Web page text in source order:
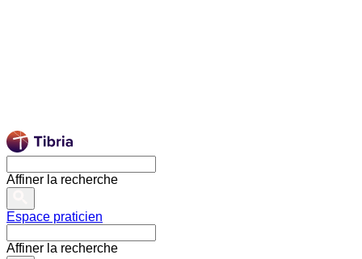
Affiner la recherche
Espace praticien
Affiner la recherche